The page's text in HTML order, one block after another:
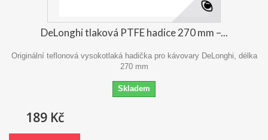
DeLonghi tlaková PTFE hadice 270 mm –...
Originální teflonová vysokotlaká hadička pro kávovary DeLonghi, délka
270 mm
Skladem
189 Kč